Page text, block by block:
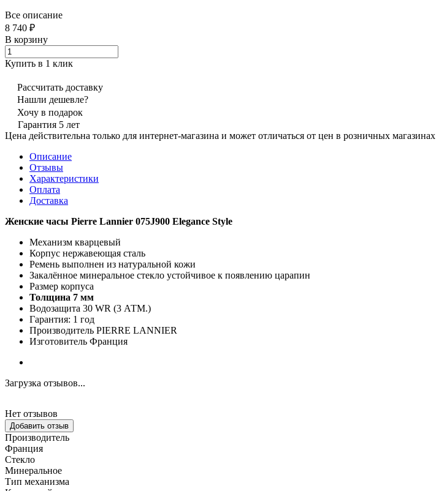
Все описание
8 740 ₽
В корзину
Купить в 1 клик
Рассчитать доставку
Нашли дешевле?
Хочу в подарок
Гарантия 5 лет
Цена действительна только для интернет-магазина и может отличаться от цен в розничных магазинах
Описание
Отзывы
Характеристики
Оплата
Доставка
Женские часы Pierre Lannier 075J900 Elegance Style
Механизм кварцевый
Корпус нержавеющая сталь
Ремень выполнен из натуральной кожи
Закалённое минеральное стекло устойчивое к появлению царапин
Размер корпуса
Толщина 7 мм
Водозащита 30 WR (3 АТМ.)
Гарантия: 1 год
Производитель PIERRE LANNIER
Изготовитель Франция
Загрузка отзывов...
Нет отзывов
Добавить отзыв
Производитель
Франция
Стекло
Минеральное
Тип механизма